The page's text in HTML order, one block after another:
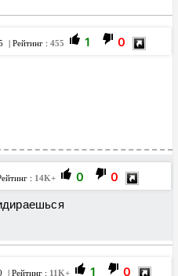
| Рейтинг : 455 1 0
: 14K+ 0 0
| Рейтинг : 11K+ 1 0